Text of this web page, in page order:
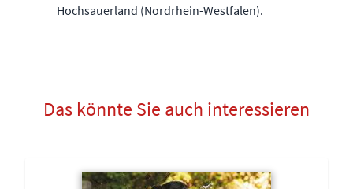
Hochsauerland (Nordrhein-Westfalen).
Das könnte Sie auch interessieren